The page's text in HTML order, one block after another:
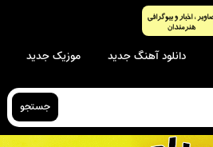
دانلود آهنگ جدید موزیک جدید
جستجو